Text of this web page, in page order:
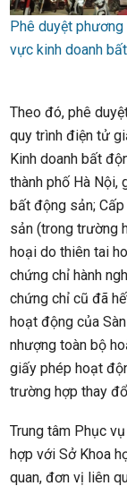
Phê duyệt
vực kinh doanh
Theo đó, phê
quy trình điện tử
Kinh doanh bất
thành phố Hà Nội,
bất động sản;
sản (trong trường
hoại do thiên tai
chứng chỉ hành
chứng chỉ cũ đã
hoạt động của
nhượng toàn bộ
giấy phép hoạt
trường hợp thay
Trung tâm Phục
hợp với Sở Khoa
quan, đơn vị liên